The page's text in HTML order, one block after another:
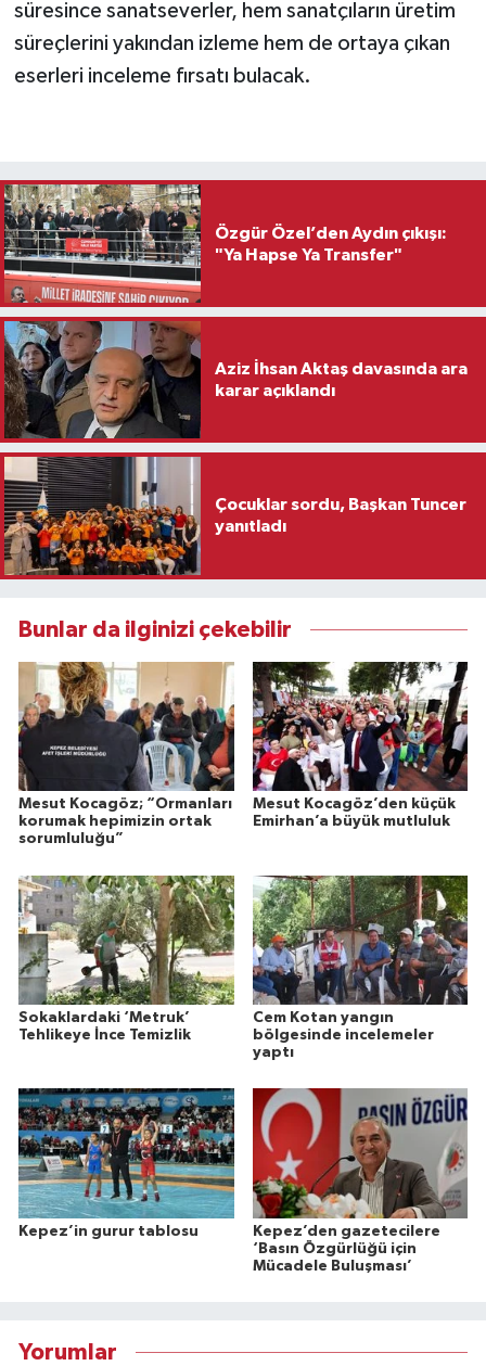
süresince sanatseverler, hem sanatçıların üretim
süreçlerini yakından izleme hem de ortaya çıkan
eserleri inceleme fırsatı bulacak.
Özgür Özel’den Aydın çıkışı:
"Ya Hapse Ya Transfer"
Aziz İhsan Aktaş davasında ara
karar açıklandı
Çocuklar sordu, Başkan Tuncer
yanıtladı
Bunlar da ilginizi çekebilir
Mesut Kocagöz; “Ormanları
korumak hepimizin ortak
sorumluluğu”
Mesut Kocagöz’den küçük
Emirhan’a büyük mutluluk
Sokaklardaki ‘Metruk’
Tehlikeye İnce Temizlik
Cem Kotan yangın
bölgesinde incelemeler
yaptı
Kepez’in gurur tablosu
Kepez’den gazetecilere
‘Basın Özgürlüğü için
Mücadele Buluşması’
Yorumlar